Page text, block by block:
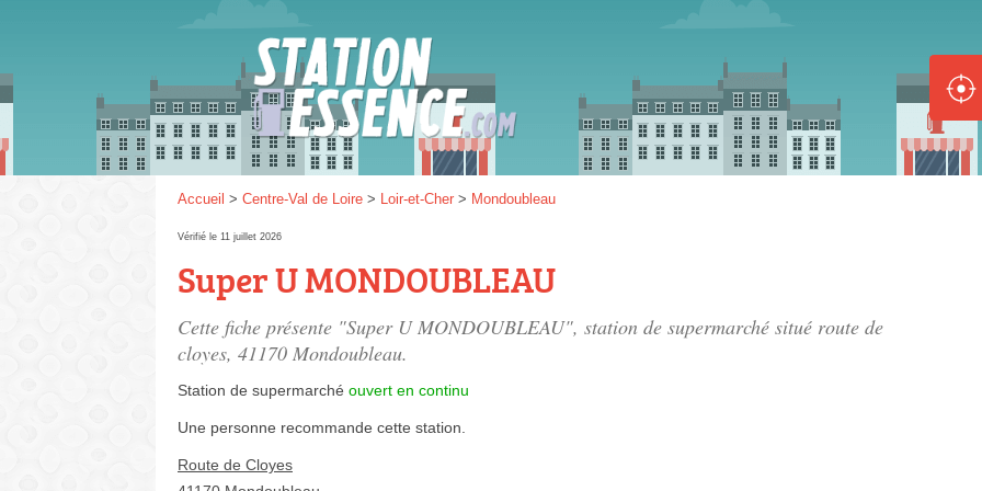
Accueil > Centre-Val de Loire > Loir-et-Cher > Mondoubleau
Vérifié le 11 juillet 2026
Super U MONDOUBLEAU
Cette fiche présente "Super U MONDOUBLEAU", station de supermarché situé route de
cloyes, 41170 Mondoubleau.
Station de supermarché ouvert en continu
Une personne recommande cette station.
Route de Cloyes
Gazole :
Disponible Épuisé
SP 98 :
SP 95 :
Disponible Épuisé